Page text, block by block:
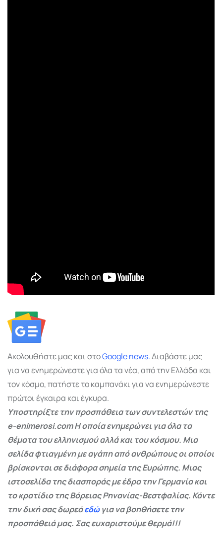
Ακολουθήστε μας και στοGooglenews.Διαβάστε μας
για να ενημερώνεστε για όλα τα νέα, από την Ελλάδα και
τον κόσμο, πατήστε το καμπανάκι για να ενημερώνεστε
πρώτοι έγκαιρα και έγκυρα.
Υποστηρίξτε την προσπάθεια των συντελεστών της
e-enimerosi.com Η οποία ενημερώνει για όλα τα
θέματα του ελληνισμού αλλά και του κόσμου. Μια
σελίδα φτιαγμένη με αγάπη από ανθρώπους οι οποίοι
βρίσκονται σε διάφορα σημεία της Ευρώπης. Μιας
ιστοσελίδα της διασποράς με έδρα την Γερμανία και
το κρατίδιο της Βόρειας Ρηνανίας-Βεστφαλίας. Κάντε
την δική σας δωρεάεδώγια να βοηθήσετε την
προσπάθειά μας. Σας ευχαριστούμε θερμά!!!